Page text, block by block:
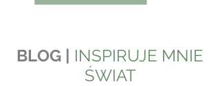
BLOG | INSPIRUJE MNIE
ŚWIAT